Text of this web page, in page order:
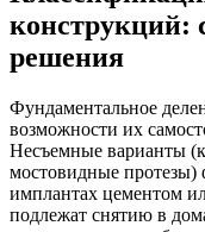
конструкций:
решения
Фундаментальное
возможности их
Несъемные варианты
мостовидные протезы)
имплантах цементом
подлежат снятию в